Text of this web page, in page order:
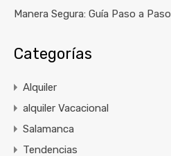
Manera Segura: Guía Paso a Paso
Categorías
Alquiler
alquiler Vacacional
Salamanca
Tendencias